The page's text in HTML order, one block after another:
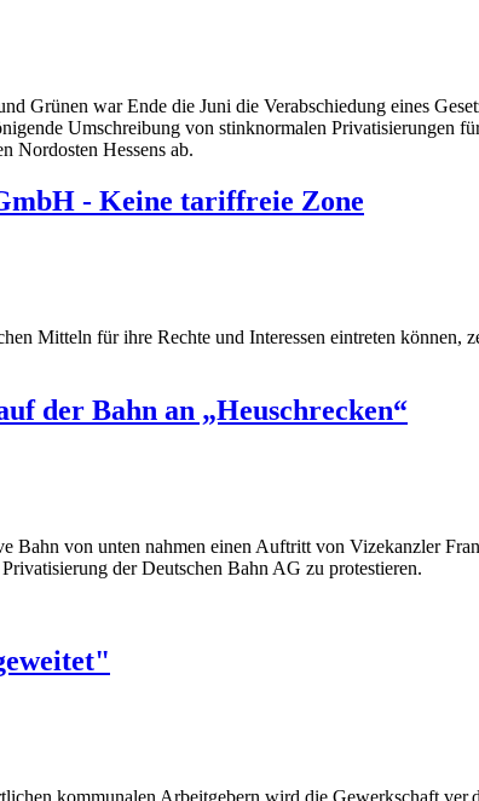
Grünen war Ende die Juni die Verabschiedung eines
Umschreibung von stinknormalen
Nordosten Hessens ab.
- Keine tariffreie Zone
Mitteln für ihre Rechte und Interessen eintreten
der Bahn an „Heuschrecken“
Bahn von unten nahmen einen Auftritt von Vizekanzler
der Deutschen Bahn AG zu protestieren.
kommunalen Arbeitgebern wird die Gewerkschaft